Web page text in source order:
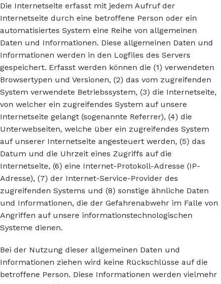
Die Internetseite erfasst mit jedem Aufruf der
Internetseite durch eine betroffene Person oder ein
automatisiertes System eine Reihe von allgemeinen
Daten und Informationen. Diese allgemeinen Daten und
Informationen werden in den Logfiles des Servers
gespeichert. Erfasst werden können die (1) verwendeten
Browsertypen und Versionen, (2) das vom zugreifenden
System verwendete Betriebssystem, (3) die Internetseite,
von welcher ein zugreifendes System auf unsere
Internetseite gelangt (sogenannte Referrer), (4) die
Unterwebseiten, welche über ein zugreifendes System
auf unserer Internetseite angesteuert werden, (5) das
Datum und die Uhrzeit eines Zugriffs auf die
Internetseite, (6) eine Internet-Protokoll-Adresse (IP-
Adresse), (7) der Internet-Service-Provider des
zugreifenden Systems und (8) sonstige ähnliche Daten
und Informationen, die der Gefahrenabwehr im Falle von
Angriffen auf unsere informationstechnologischen
Systeme dienen.
Bei der Nutzung dieser allgemeinen Daten und
Informationen ziehen wird keine Rückschlüsse auf die
betroffene Person. Diese Informationen werden vielmehr